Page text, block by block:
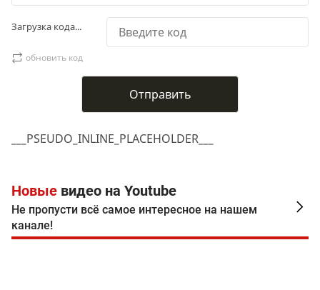
___PSEUDO_INLINE_PLACEHOLDER___
Загрузка кода...
обновить код
Новые видео на Youtube
Не пропусти всё самое интересное на нашем
канале!